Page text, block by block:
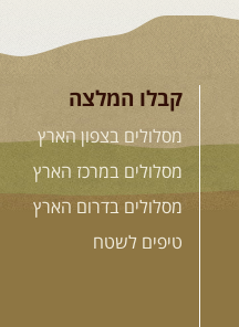
קבלו המלצה
מסלולים בצפון הארץ
מסלולים במרכז הארץ
מסלולים בדרום הארץ
טיפים לשטח